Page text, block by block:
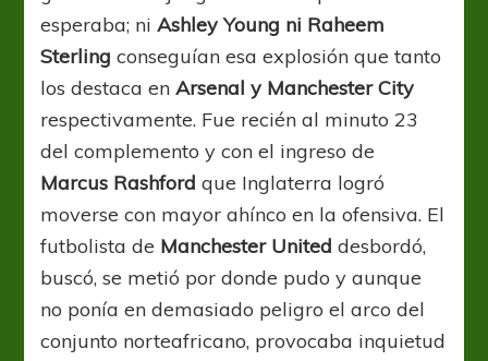
esperaba; niAshley Young ni Raheem
Sterling conseguían esa explosión que tanto
los destaca enArsenal y Manchester City
respectivamente. Fue recién al minuto 23
del complemento y con el ingreso de
Marcus Rashford que Inglaterra logró
moverse con mayor ahínco en la ofensiva. El
futbolista de Manchester United desbordó,
buscó, se metió por donde pudo y aunque
no ponía en demasiado peligro el arco del
conjunto norteafricano, provocaba inquietud